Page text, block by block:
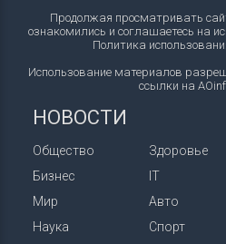
Продолжая просматривать
ознакомились и соглашаетесь на
Политика
Использование материалов
ссылки на
НОВОСТИ
Общество
Бизнес
Мир
Наука
Здоровье
IT
Авто
Спорт